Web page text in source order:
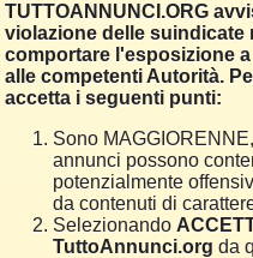
TUTTOANNUNCI.ORG
violazione delle
comportare l'esposizione
alle competenti Autorità.
accetta i seguenti punti:
Sono
annunci possono
potenzialmente
da contenuti di
Selezionando
TuttoAnnunci.org da